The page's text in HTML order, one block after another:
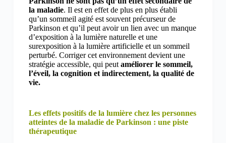
la maladie. Il est en effet de plus en plus établi
qu’un sommeil agité est souvent précurseur de
Parkinson et qu’il peut avoir un lien avec un manque
d’exposition à la lumière naturelle et une
surexposition à la lumière artificielle et un sommeil
perturbé. Corriger cet environnement devient une
stratégie accessible, qui peutaméliorer le sommeil,
l’éveil, la cognition et indirectement, la qualité de
vie.
Les effets positifs de la lumière chez les personnes
atteintes de la maladie de Parkinson : une piste
thérapeutique